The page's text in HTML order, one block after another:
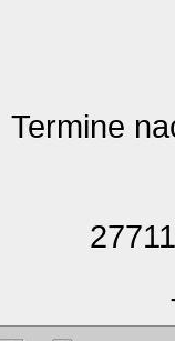
Termine